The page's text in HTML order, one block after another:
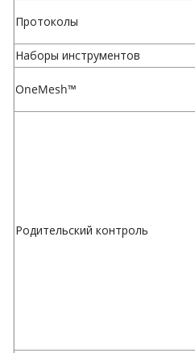
Протоколы
Наборы инструментов
OneMesh™
Родительский контроль